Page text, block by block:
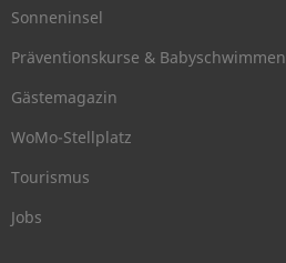
Sonneninsel
Präventionskurse & Babyschwimmen
Gästemagazin
WoMo-Stellplatz
Tourismus
Jobs